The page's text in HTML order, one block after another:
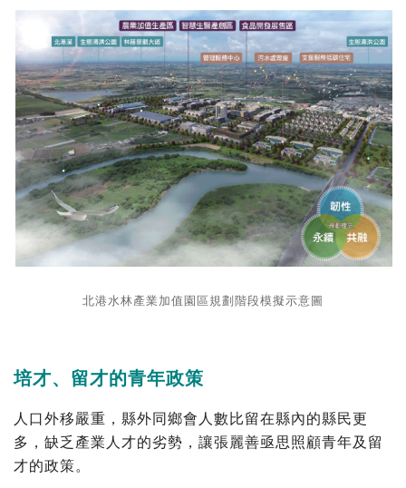
北港水林產業加值園區規劃階段模擬示意圖
培才、留才的青年政策
人口外移嚴重，縣外同鄉會人數比留在縣內的縣民更
多，缺乏產業人才的劣勢，讓張麗善亟思照顧青年及留
才的政策。